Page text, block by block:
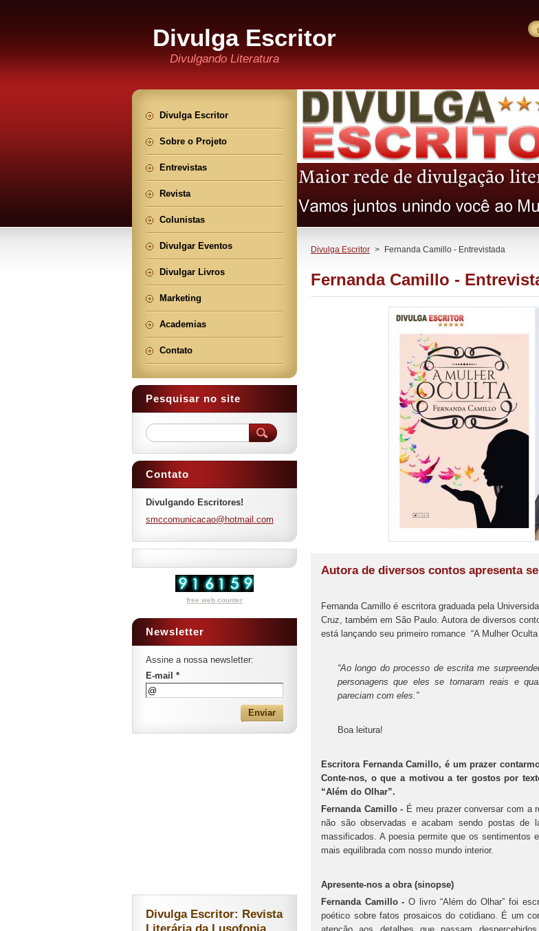
Divulga Escritor
Divulgando Literatura
Divulga Escritor > Fernanda Camillo - Entrevistada
Fernanda Camillo -
Autora de diversos contos apresenta
Fernanda Camillo é escritora graduada pela
Cruz, também em São Paulo. Autora de diversos
está lançando seu primeiro romance “A Mulher Oculta
“Ao longo do processo de escrita me
personagens que eles se tornaram reais e
pareciam com eles.”
Boa leitura!
Escritora Fernanda Camillo, é um prazer
Conte-nos, o que a motivou a ter gostos por
“Além do Olhar”.
Fernanda Camillo - É meu prazer conversar com a
não são observadas e acabam sendo postas de
massificados. A poesia permite que os sentimentos
mais equilibrada com nosso mundo interior.
Apresente-nos a obra (sinopse)
Fernanda Camillo - O livro “Além do Olhar” foi
poético sobre fatos prosaicos do cotidiano. É um
Divulga Escritor
Sobre o Projeto
Entrevistas
Revista
Colunistas
Divulgar Eventos
Divulgar Livros
Marketing
Academias
Contato
Pesquisar no site
Contato
Divulgando Escritores!
smccomunicacao@hotmail.com
free web counter
Newsletter
Assine a nossa newsletter:
E-mail *
Divulga Escritor: Revista